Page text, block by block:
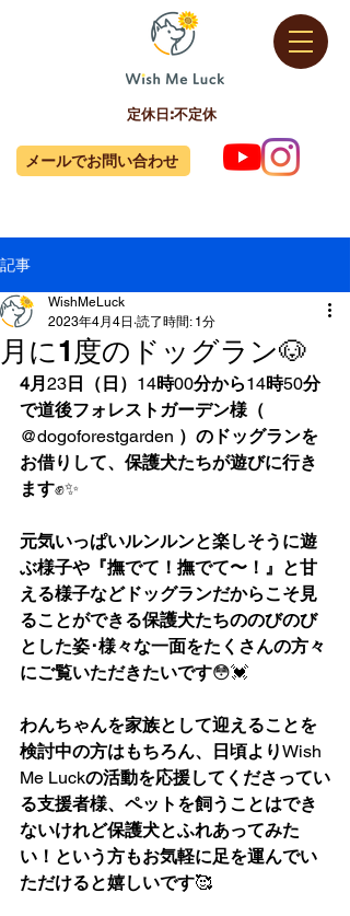
定休日:不定休
メールでお問い合わせ
記事
月に1度のドッグラン🐶
WishMeLuck
2023年4月4日 読了時間: 1分
4月 23日（日） 14時00分から14時50分
で道後フォレストガーデン様（
@dogoforestgarden ）のドッグランを
お借りして、保護犬たちが遊びに行き
ます✊✨
元気いっぱいルンルンと楽しそうに遊
ぶ様子や『撫でて！撫でて〜！』と甘
える様子などドッグランだからこそ見
ることができる保護犬たちののびのび
とした姿･様々な一面をたくさんの方々
にご覧いただきたいです😳💓
わんちゃんを家族として迎えることを
検討中の方はもちろん、日頃よりWish
Me Luckの活動を応援してくださってい
る支援者様、ペットを飼うことはでき
ないけれど保護犬とふれあってみた
い！という方もお気軽に足を運んでい
ただけると嬉しいです🥰